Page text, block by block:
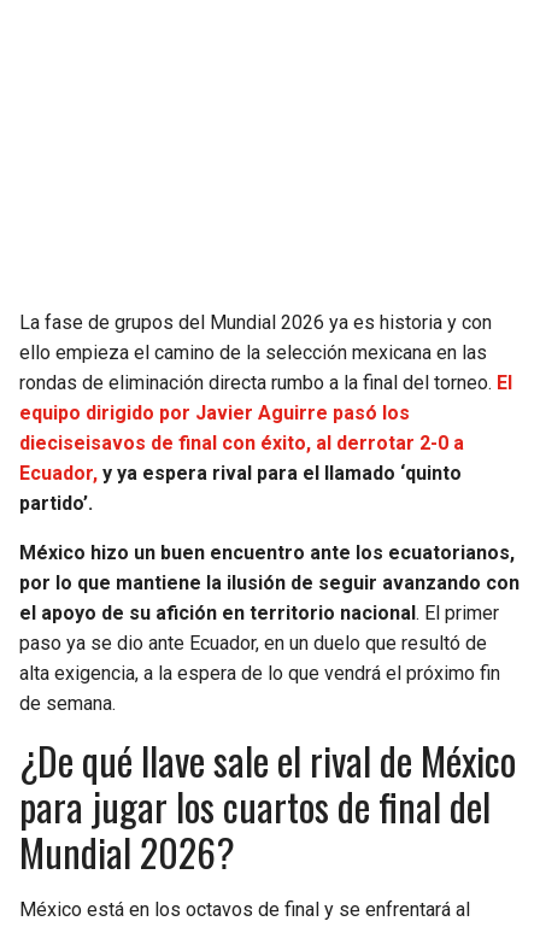
BEARS
LIONS
FALCONS
PANTHERS
SAINTS
BUCCANEERS
SPURS
NUGGETS
TRAIL BLAZERS
JAZZ
La fase de grupos del Mundial 2026 ya es historia y con
ello empieza el camino de la selección mexicana en las
rondas de eliminación directa rumbo a la final del torneo. El
equipo dirigido por Javier Aguirre pasó los
dieciseisavos de final con éxito, al derrotar 2-0 a
Ecuador, y ya espera rival para el llamado ‘quinto
partido’.
México hizo un buen encuentro ante los ecuatorianos,
por lo que mantiene la ilusión de seguir avanzando con
el apoyo de su afición en territorio nacional . El primer
paso ya se dio ante Ecuador, en un duelo que resultó de
alta exigencia, a la espera de lo que vendrá el próximo fin
de semana.
¿De qué llave sale el rival de México
para jugar los cuartos de final del
Mundial 2026?
México está en los octavos de final y se enfrentará al